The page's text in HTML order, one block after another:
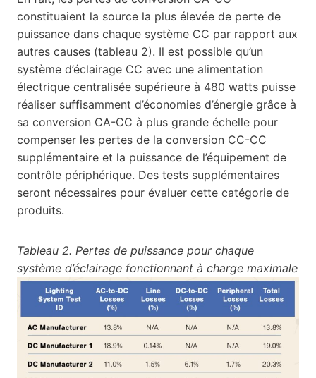
constituaient la source la plus élevée de perte de
puissance dans chaque système CC par rapport aux
autres causes (tableau 2). Il est possible qu’un
système d’éclairage CC avec une alimentation
électrique centralisée supérieure à 480 watts puisse
réaliser suffisamment d’économies d’énergie grâce à
sa conversion CA-CC à plus grande échelle pour
compenser les pertes de la conversion CC-CC
supplémentaire et la puissance de l’équipement de
contrôle périphérique. Des tests supplémentaires
seront nécessaires pour évaluer cette catégorie de
produits.
Tableau 2. Pertes de puissance pour chaque
système d’éclairage fonctionnant à charge maximale